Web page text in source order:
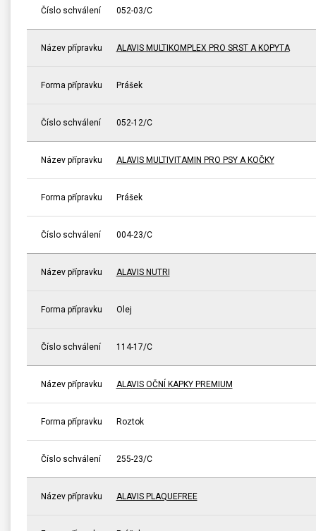
Číslo schválení 052-03/C
Název přípravku ALAVIS MULTIKOMPLEX PRO SRST A KOPYTA
Forma přípravku Prášek
Číslo schválení 052-12/C
Název přípravku ALAVIS MULTIVITAMIN PRO PSY A KOČKY
Forma přípravku Prášek
Číslo schválení 004-23/C
Název přípravku ALAVIS NUTRI
Forma přípravku Olej
Číslo schválení 114-17/C
Název přípravku ALAVIS OČNÍ KAPKY PREMIUM
Forma přípravku Roztok
Číslo schválení 255-23/C
Název přípravku ALAVIS PLAQUEFREE